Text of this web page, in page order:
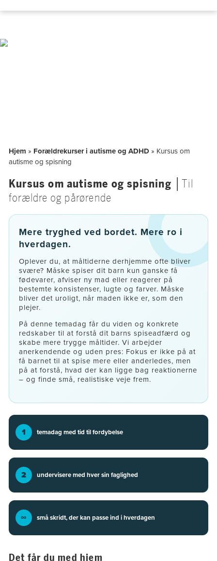
Hop
Hjem » Forældrekurser i autisme og ADHD» Kursus om
autisme og spisning
Kursus om autisme og spisning
│Til
forældre og pårørende
Mere tryghed ved bordet. Mere ro i
hverdagen.
Oplever du, at måltiderne derhjemme ofte bliver
svære? Måske spiser dit barn kun ganske få
fødevarer, afviser ny mad eller reagerer på
bestemte konsistenser, lugte og farver. Måske
bliver det uroligt, når maden ikke er, som den
plejer.
På denne temadag får du viden og konkrete
redskaber til at forstå dit barns spiseadfærd og
skabe mere trygge måltider. Vi arbejder
anerkendende og uden pres: Fokus er ikke på at
få barnet til at spise mere eller anderledes, men
på at forstå, hvad der kan ligge bag reaktionerne
– og finde små, realistiske veje frem.
1 temadag med tid til fordybelse
2 undervisere med hver sin faglighed
∞ små skridt, der kan passe ind i hverdagen
Det får du med hjem